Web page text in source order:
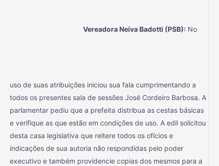
Vereadora Neiva Badotti (PSB): No
uso de suas atribuições iniciou sua fala cumprimentando a
todos os presentes sala de sessões José Cordeiro Barbosa. A
parlamentar pediu que a prefeita distribua as cestas básicas
e verifique as que estão em condições de uso. A edil solicitou
desta casa legislativa que reitere todos os ofícios e
indicações de sua autoria não respondidas pelo poder
executivo e também providencie copias dos mesmos para a